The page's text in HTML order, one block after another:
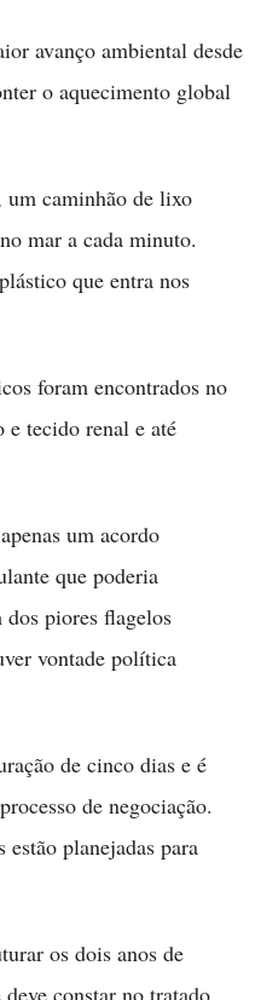
avanço ambiental desde
o aquecimento global
um caminhão de lixo
mar a cada minuto.
que entra nos
foram encontrados no
e tecido renal e até
um acordo
que poderia
dos piores flagelos
vontade política
de cinco dias e é
de negociação.
planejadas para
os dois anos de
constar no tratado,